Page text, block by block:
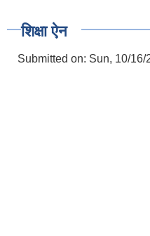
शिक्षा ऐन
Submitted on: Sun, 10/16/